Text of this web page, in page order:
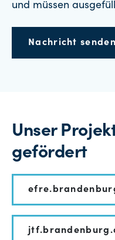
und müssen
Nachricht senden
Unser
gefördert